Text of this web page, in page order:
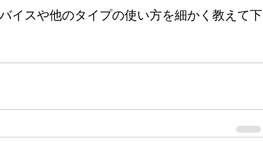
イスや他のタイプの使い方を細かく教えて下